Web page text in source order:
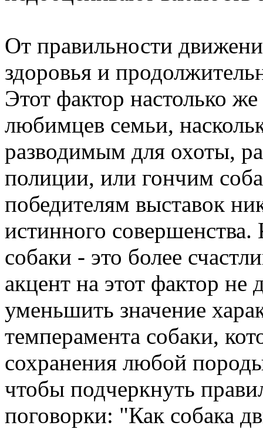
От правильности
здоровья и
Этот фактор настолько
любимцев семьи,
разводимым для охоты,
полиции, или гончим
победителям выставок
истинного
собаки - это более
акцент на этот фактор не
уменьшить значение
темперамента собаки,
сохранения любой
чтобы подчеркнуть
поговорки: "Как собака